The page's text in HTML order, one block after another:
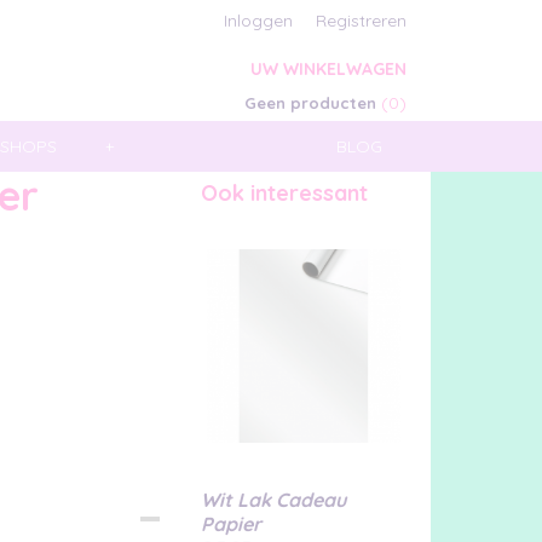
Inloggen Registreren
UW WINKELWAGEN
Geen producten (0)
BLOG
+
Ook interessant
Wit Lak Cadeau
Papier